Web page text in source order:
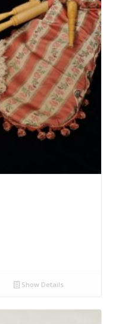
Show Details